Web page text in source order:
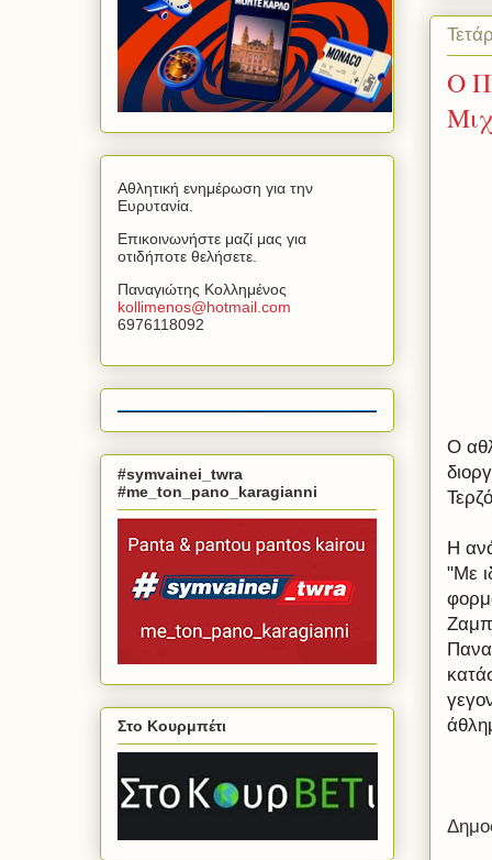
Ο
Ο
Η
"Με
Αθλητική ενημέρωση για την
Ευρυτανία.
Επικοινωνήστε μαζί μας για
οτιδήποτε θελήσετε.
Παναγιώτης Κολλημένος
kollimenos@hotmail com
6976118092
#symvainei_twra
#me_ton_pano_karagianni
Στο Κουρμπέτι